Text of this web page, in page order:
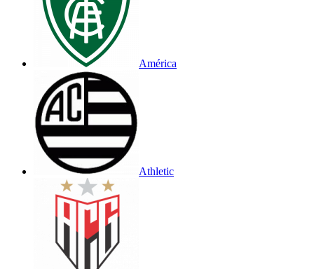
América
Athletic